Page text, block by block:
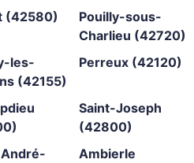
(42580)
Pouilly-sous-
Charlieu (42720)
les-
(42155)
Perreux (42120)
Saint-Joseph
(42800)
Ambierle